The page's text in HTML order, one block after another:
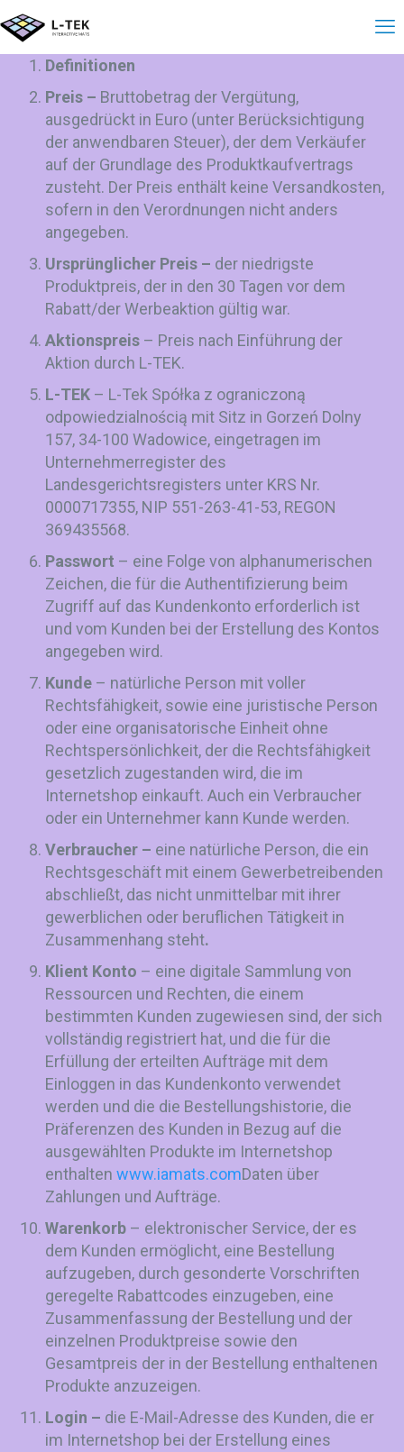
Regelungen für die
Definitionen
Preis – Bruttobetrag der Vergütung,
ausgedrückt in Euro (unter Berücksichtigung
der anwendbaren Steuer), der dem Verkäufer
auf der Grundlage des Produktkaufvertrags
zusteht. Der Preis enthält keine Versandkosten,
sofern in den Verordnungen nicht anders
angegeben.
Ursprünglicher Preis – der niedrigste
Produktpreis, der in den 30 Tagen vor dem
Rabatt/der Werbeaktion gültig war.
Aktionspreis – Preis nach Einführung der
Aktion durch L-TEK.
L-TEK – L-Tek Spółka z ograniczoną
odpowiedzialnością mit Sitz in Gorzeń Dolny
157, 34-100 Wadowice, eingetragen im
Unternehmerregister des
Landesgerichtsregisters unter KRS Nr.
0000717355, NIP 551-263-41-53, REGON
369435568.
Passwort – eine Folge von alphanumerischen
Zeichen, die für die Authentifizierung beim
Zugriff auf das Kundenkonto erforderlich ist
und vom Kunden bei der Erstellung des Kontos
angegeben wird.
Kunde – natürliche Person mit voller
Rechtsfähigkeit, sowie eine juristische Person
oder eine organisatorische Einheit ohne
Rechtspersönlichkeit, der die Rechtsfähigkeit
gesetzlich zugestanden wird, die im
Internetshop einkauft. Auch ein Verbraucher
oder ein Unternehmer kann Kunde werden.
Verbraucher – eine natürliche Person, die ein
Rechtsgeschäft mit einem Gewerbetreibenden
abschließt, das nicht unmittelbar mit ihrer
gewerblichen oder beruflichen Tätigkeit in
Zusammenhang steht.
Klient Konto – eine digitale Sammlung von
Ressourcen und Rechten, die einem
bestimmten Kunden zugewiesen sind, der sich
vollständig registriert hat, und die für die
Erfüllung der erteilten Aufträge mit dem
Einloggen in das Kundenkonto verwendet
werden und die die Bestellungshistorie, die
Präferenzen des Kunden in Bezug auf die
ausgewählten Produkte im Internetshop
enthaltenwww.iamats.comDaten über
Zahlungen und Aufträge.
Warenkorb – elektronischer Service, der es
dem Kunden ermöglicht, eine Bestellung
aufzugeben, durch gesonderte Vorschriften
geregelte Rabattcodes einzugeben, eine
Zusammenfassung der Bestellung und der
einzelnen Produktpreise sowie den
Gesamtpreis der in der Bestellung enthaltenen
Produkte anzuzeigen.
Login – die E-Mail-Adresse des Kunden, die er
im Internetshop bei der Erstellung eines